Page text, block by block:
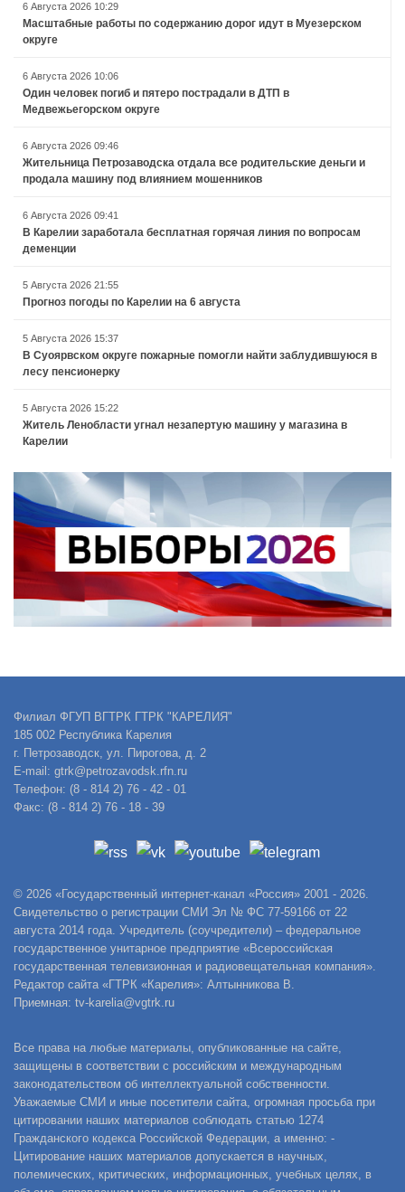
6 Августа 2026 10:29
Масштабные работы по содержанию дорог идут в Муезерском
округе
6 Августа 2026 10:06
Один человек погиб и пятеро пострадали в ДТП в
Медвежьегорском округе
6 Августа 2026 09:46
Жительница Петрозаводска отдала все родительские деньги и
продала машину под влиянием мошенников
6 Августа 2026 09:41
В Карелии заработала бесплатная горячая линия по вопросам
деменции
5 Августа 2026 21:55
Прогноз погоды по Карелии на 6 августа
5 Августа 2026 15:37
В Суоярвском округе пожарные помогли найти заблудившуюся в
лесу пенсионерку
5 Августа 2026 15:22
Житель Ленобласти угнал незапертую машину у магазина в
Карелии
Филиал ФГУП ВГТРК ГТРК "КАРЕЛИЯ"
185 002 Республика Карелия
г. Петрозаводск, ул. Пирогова, д. 2
E-mail: gtrk@petrozavodsk.rfn.ru
Телефон: (8 - 814 2) 76 - 42 - 01
Факс: (8 - 814 2) 76 - 18 - 39
© 2026 «Государственный интернет-канал «Россия» 2001 - 2026.
Свидетельство о регистрации СМИ Эл № ФС 77-59166 от 22
августа 2014 года. Учредитель (соучредители) – федеральное
государственное унитарное предприятие «Всероссийская
государственная телевизионная и радиовещательная компания».
Редактор сайта «ГТРК «Карелия»: Алтынникова В.
Приемная: tv-karelia@vgtrk.ru
Все права на любые материалы, опубликованные на сайте,
защищены в соответствии с российским и международным
законодательством об интеллектуальной собственности.
Уважаемые СМИ и иные посетители сайта, огромная просьба при
цитировании наших материалов соблюдать статью 1274
Гражданского кодекса Российской Федерации, а именно: -
Цитирование наших материалов допускается в научных,
полемических, критических, информационных, учебных целях, в